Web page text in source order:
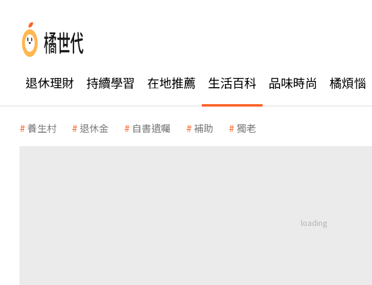
退休理財 持續學習 在地推薦 生活百科 品味時尚 橘煩惱
養生村 退休金 自書遺囑 補助 獨老